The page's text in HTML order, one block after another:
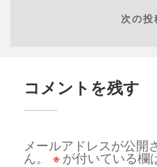
次の
コメントを残す
メールアドレスが公開
ん。
※ が付いている欄